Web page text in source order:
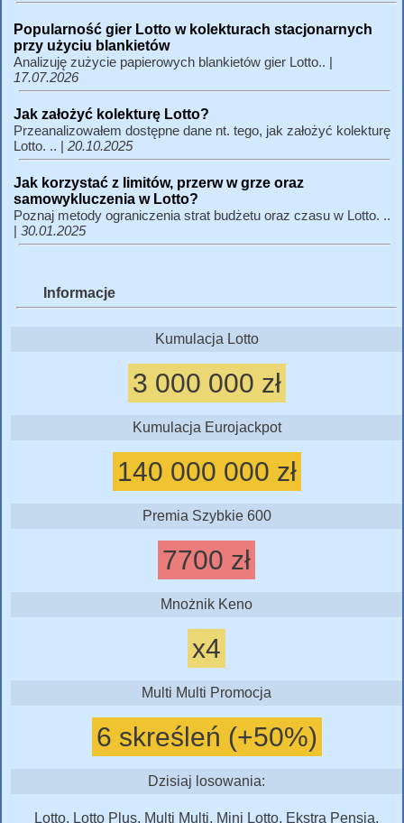
Popularność gier Lotto w kolekturach stacjonarnych
przy użyciu blankietów
Analizuję zużycie papierowych blankietów gier Lotto.. |
17.07.2026
Jak założyć kolekturę Lotto?
Przeanalizowałem dostępne dane nt. tego, jak założyć kolekturę
Lotto. .. | 20.10.2025
Jak korzystać z limitów, przerw w grze oraz
samowykluczenia w Lotto?
Poznaj metody ograniczenia strat budżetu oraz czasu w Lotto. ..
| 30.01.2025
Informacje
Kumulacja Lotto
3 000 000 zł
Kumulacja Eurojackpot
140 000 000 zł
Premia Szybkie 600
7700 zł
Mnożnik Keno
x4
Multi Multi Promocja
6 skreśleń (+50%)
Dzisiaj losowania:
Lotto, Lotto Plus, Multi Multi, Mini Lotto, Ekstra Pensja,